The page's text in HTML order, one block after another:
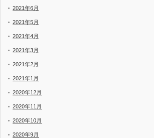
2021年6月
2021年5月
2021年4月
2021年3月
2021年2月
2021年1月
2020年12月
2020年11月
2020年10月
2020年9月